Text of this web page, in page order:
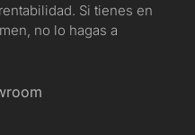
Si tienes en
no lo hagas a